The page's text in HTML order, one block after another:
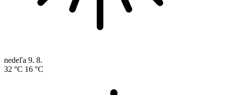
nedeľa 9. 8.
32 °C 16 °C